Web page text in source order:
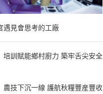
遇見會思考的工廠
培訓賦能鄉村廚力 築牢舌尖安全
農技下沉一線 護航秋糧豐産豐收